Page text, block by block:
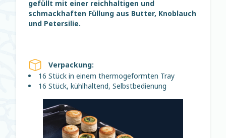
gefüllt mit einer reichhaltigen und
schmackhaften Füllung aus Butter, Knoblauch
und Petersilie.
Verpackung:
16 Stück in einem thermogeformten Tray
16 Stück, kühlhaltend, Selbstbedienung